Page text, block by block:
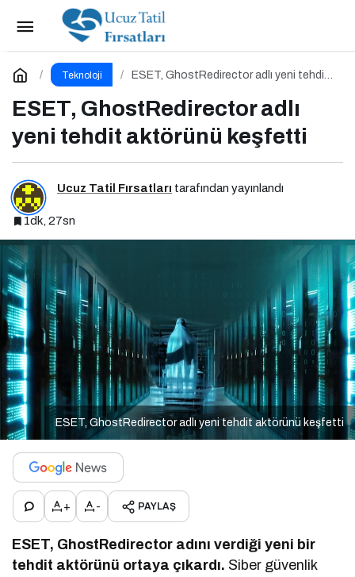
Teknoloji
ESET, GhostRedirector adlı yeni tehdit
ESET, GhostRedirector adlı
yeni tehdit aktörünü keşfetti
Ucuz Tatil Fırsatları tarafından yayınlandı
1dk, 27sn
ESET, GhostRedirector adlı yeni tehdit aktörünü keşfetti
+ - PAYLAŞ
ESET, GhostRedirector adını verdiği yeni bir
tehdit aktörünü ortaya çıkardı. Siber güvenlik
Z Kuşağının Siber Güvenlik Karnesi Zayıf
Yorum Yap